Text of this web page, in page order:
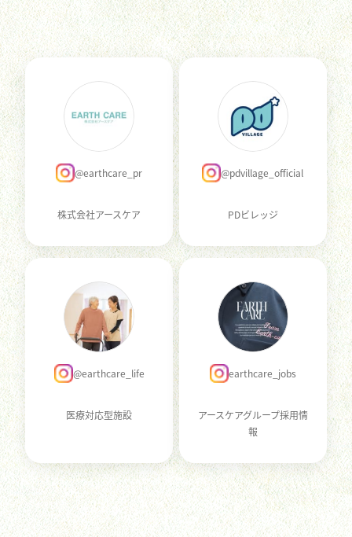
@earthcare_pr
株式会社アースケア
@pdvillage_official
PDビレッジ
@earthcare_life
医療対応型施設
earthcare_jobs
アースケアグループ採用情
報